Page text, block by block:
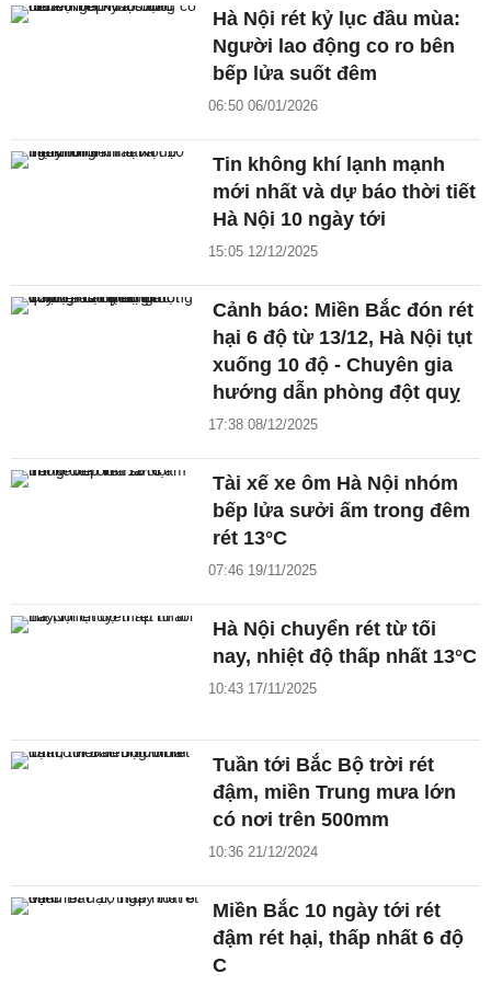
Hà Nội rét kỷ lục đầu mùa:
Người lao động co ro bên
bếp lửa suốt đêm
06:50 06/01/2026
Tin không khí lạnh mạnh
mới nhất và dự báo thời tiết
Hà Nội 10 ngày tới
15:05 12/12/2025
Cảnh báo: Miền Bắc đón rét
hại 6 độ từ 13/12, Hà Nội tụt
xuống 10 độ - Chuyên gia
hướng dẫn phòng đột quỵ
17:38 08/12/2025
Tài xế xe ôm Hà Nội nhóm
bếp lửa sưởi ấm trong đêm
rét 13°C
07:46 19/11/2025
Hà Nội chuyển rét từ tối
nay, nhiệt độ thấp nhất 13°C
10:43 17/11/2025
Tuần tới Bắc Bộ trời rét
đậm, miền Trung mưa lớn
có nơi trên 500mm
10:36 21/12/2024
Miền Bắc 10 ngày tới rét
đậm rét hại, thấp nhất 6 độ
C